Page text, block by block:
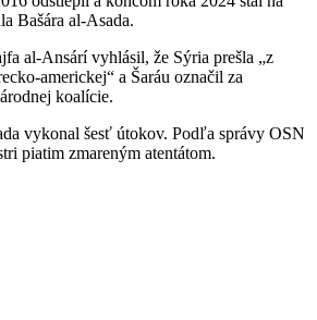
Bašára al-Asada.
al-Ansárí vyhlásil, že Sýria prešla „z
americkej“ a Šaráu označil za
koalície.
vykonal šesť útokov. Podľa správy OSN
piatim zmareným atentátom.